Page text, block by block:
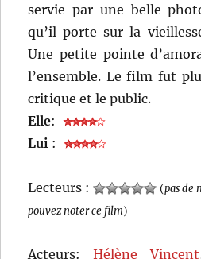
servie par une belle
qu’il porte sur la
Une petite pointe
l’ensemble. Le film fut
critique et le public.
Elle:
Lui :
Lecteurs : (pas de
pouvez noter ce film)
Acteurs:Hélène Vincent